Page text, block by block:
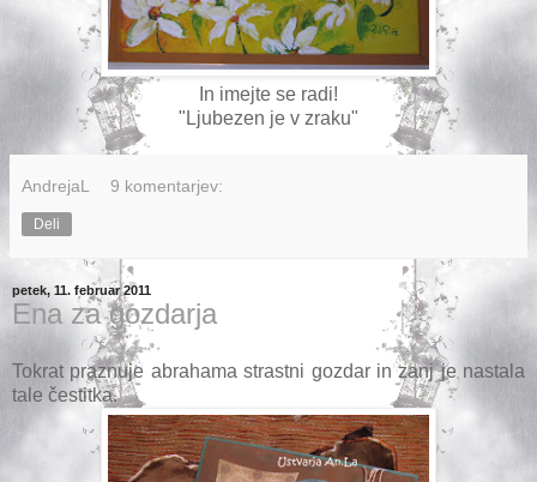
In imejte se radi!
"Ljubezen je v zraku"
AndrejaL 9 komentarjev:
Deli
petek, 11. februar 2011
Ena za gozdarja
Tokrat praznuje abrahama strastni gozdar in zanj je nastala
tale čestitka.